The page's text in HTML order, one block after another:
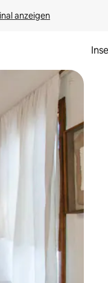
anzeigen
durch Berühren oder